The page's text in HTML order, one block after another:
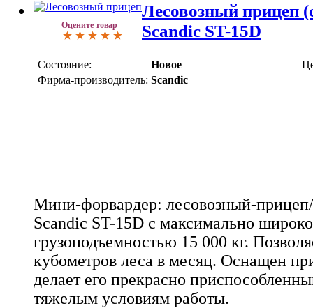
Оцените товар
Лесовозный прицеп
Scandic ST-15D
Состояние:
Новое
Фирма-производитель: Scandic
Мини-форвардер: лесовозный-прицеп/
Scandic ST-15D с максимально
грузоподъемностью 15 000 кг.
кубометров леса в месяц. Оснащен
делает его прекрасно
тяжелым условиям работы.